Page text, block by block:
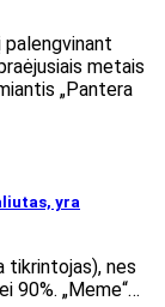
palengvinant
metais
„Pantera
yra
tikrintojas), nes
90%. „Meme“…